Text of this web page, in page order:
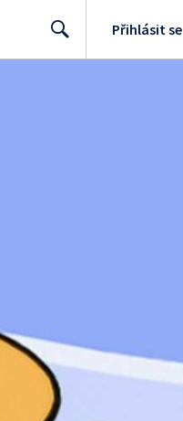
Přihlásit se